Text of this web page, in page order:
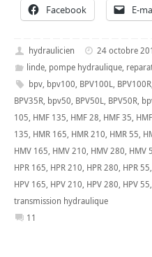
Facebook E-
hydraulicien
24 octobre
linde, pompe hydraulique,
bpv, bpv100, BPV100L, BPV100R,
BPV35R, bpv50, BPV50L, BPV50R,
105, HMF 135, HMF 28, HMF 35,
135, HMR 165, HMR 210, HMR 55,
HMV 165, HMV 210, HMV 280, HMV
HPR 165, HPR 210, HPR 280, HPR 55,
HPV 165, HPV 210, HPV 280, HPV 55,
transmission hydraulique
11